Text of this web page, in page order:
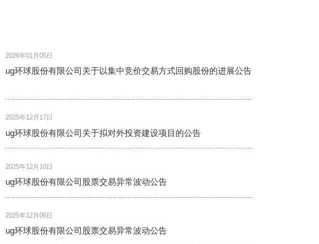
2026年01月05日
ug环球股份有限公司关于以集中竞价交易方式回购股份的进展公告
2025年12月17日
ug环球股份有限公司关于拟对外投资建设项目的公告
2025年12月10日
ug环球股份有限公司股票交易异常波动公告
2025年12月06日
ug环球股份有限公司股票交易异常波动公告